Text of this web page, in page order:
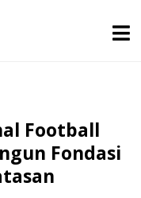
Football
Fondasi